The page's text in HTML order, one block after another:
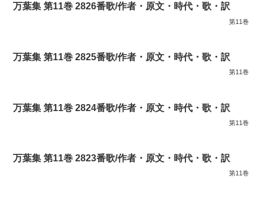
万葉集 第11巻 2826番歌/作者・原文・時代・歌・訳
第11巻
万葉集 第11巻 2825番歌/作者・原文・時代・歌・訳
第11巻
万葉集 第11巻 2824番歌/作者・原文・時代・歌・訳
第11巻
万葉集 第11巻 2823番歌/作者・原文・時代・歌・訳
第11巻